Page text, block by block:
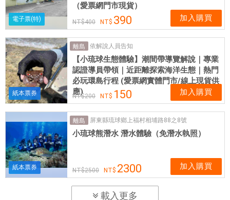
電子票(特)
（愛票網門市現貨）
400 390 加入購買
紙本票券
離島 依解說人員告知
【小琉球生態體驗】潮間帶導覽解說｜專業
認證導員帶領｜近距離探索海洋生態｜熱門
必玩環島行程 (愛票網實體門市/線上現貨供
應) 200 150 加入購買
紙本票券
離島 屏東縣琉球鄉上福村相埔路88之8號
小琉球熊潛水 潛水體驗（免潛水執照）
2500 2300 加入購買
載入更多